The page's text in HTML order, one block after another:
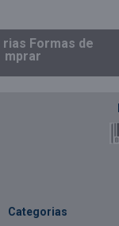
Formasde
Categorias